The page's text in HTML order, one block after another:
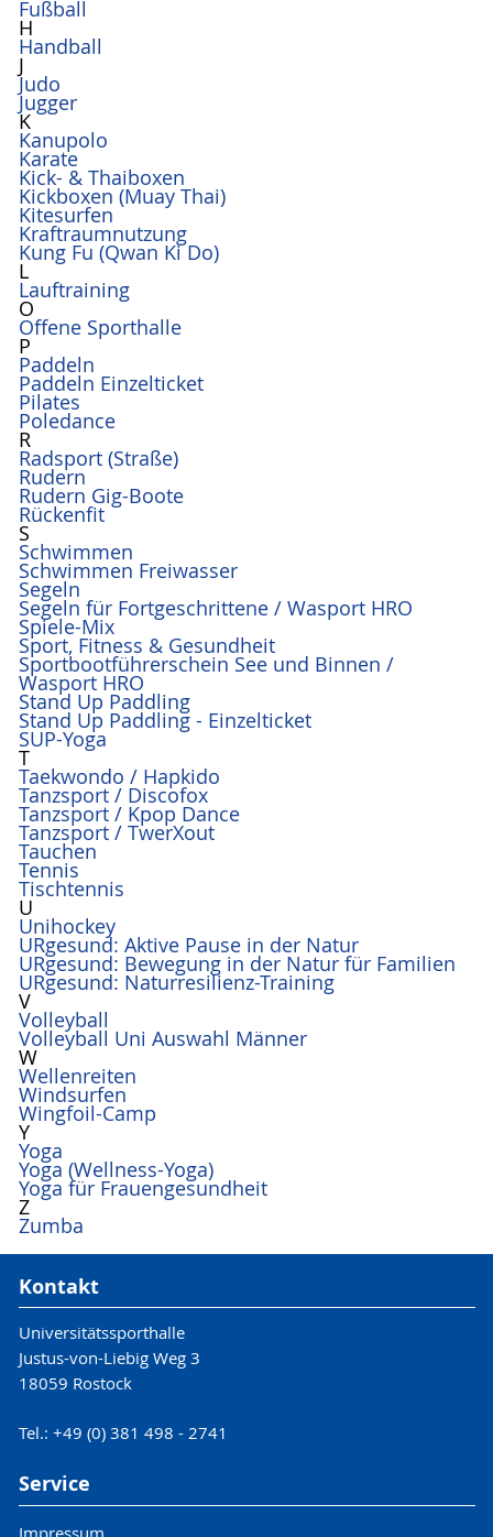
Fußball
H
Handball
J
Judo
Jugger
K
Kanupolo
Karate
Kick- & Thaiboxen
Kickboxen (Muay Thai)
Kitesurfen
Kraftraumnutzung
Kung Fu (Qwan Ki Do)
L
Lauftraining
O
Offene Sporthalle
P
Paddeln
Paddeln Einzelticket
Pilates
Poledance
R
Radsport (Straße)
Rudern
Rudern Gig-Boote
Rückenfit
S
Schwimmen
Schwimmen Freiwasser
Segeln
Segeln für Fortgeschrittene / Wasport HRO
Spiele-Mix
Sport, Fitness & Gesundheit
Sportbootführerschein See und Binnen /
Wasport HRO
Stand Up Paddling
Stand Up Paddling - Einzelticket
SUP-Yoga
T
Taekwondo / Hapkido
Tanzsport / Discofox
Tanzsport / Kpop Dance
Tanzsport / TwerXout
Tauchen
Tennis
Tischtennis
U
Unihockey
URgesund: Aktive Pause in der Natur
URgesund: Bewegung in der Natur für Familien
URgesund: Naturresilienz-Training
V
Volleyball
Volleyball Uni Auswahl Männer
W
Wellenreiten
Windsurfen
Wingfoil-Camp
Y
Yoga
Yoga (Wellness-Yoga)
Yoga für Frauengesundheit
Z
Zumba
Kontakt
Universitätssporthalle
Justus-von-Liebig Weg 3
18059 Rostock
Tel.: +49 (0) 381 498 - 2741
Service
Impressum